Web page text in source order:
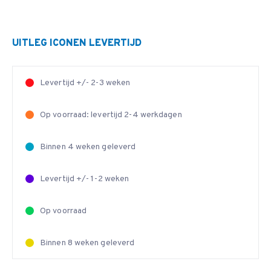
UITLEG ICONEN LEVERTIJD
Levertijd +/- 2-3 weken
Op voorraad: levertijd 2-4 werkdagen
Binnen 4 weken geleverd
Levertijd +/- 1-2 weken
Op voorraad
Binnen 8 weken geleverd